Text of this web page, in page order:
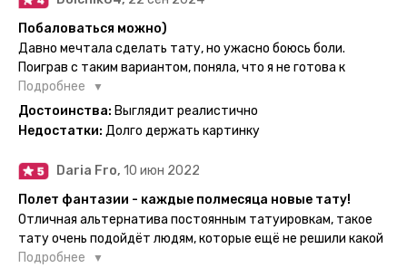
Побаловаться можно)
Давно мечтала сделать тату, но ужасно боюсь боли.
Поиграв с таким вариантом, поняла, что я не готова к
постоянной тату. Поэтому благодарю, что есть такая
возможность. Муж смог сделать тату в нескольких местах
одной картинкой).
Подробнее
Достоинства: Выглядит реалистично
Недостатки: Долго держать картинку
Daria Fro, 10 июн 2022
Полет фантазии - каждые полмесяца новые тату!
Отличная альтернатива постоянным татуировкам, такое
тату очень подойдёт людям, которые ещё не решили какой
эскиз им подойдёт на всю жизнь - продукт еверинк
Подробнее